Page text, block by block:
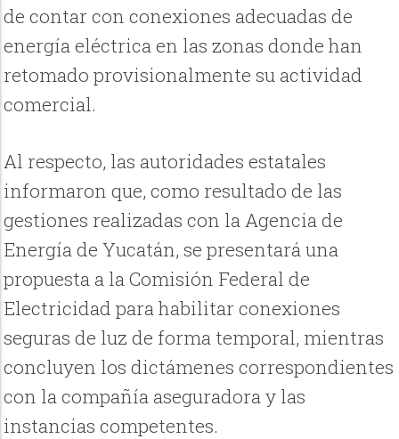
de contar con conexiones adecuadas de
energía eléctrica en las zonas donde han
retomado provisionalmente su actividad
comercial.
Al respecto, las autoridades estatales
informaron que, como resultado de las
gestiones realizadas con la Agencia de
Energía de Yucatán, se presentará una
propuesta a la Comisión Federal de
Electricidad para habilitar conexiones
seguras de luz de forma temporal, mientras
concluyen los dictámenes correspondientes
con la compañía aseguradora y las
instancias competentes.